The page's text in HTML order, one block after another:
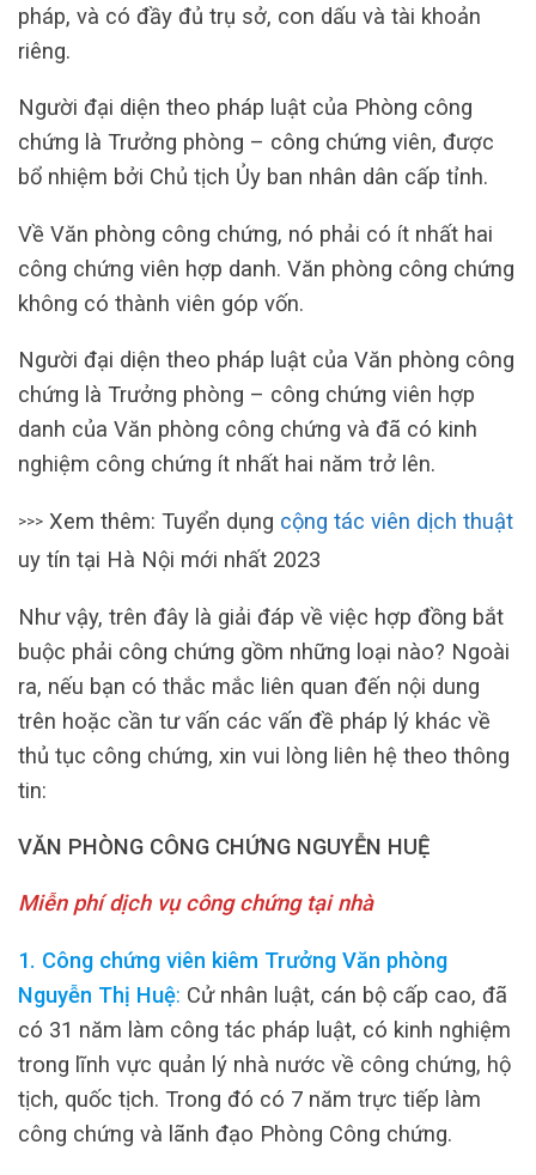
pháp, và có đầy đủ trụ sở, con dấu và tài khoản
riêng.
Người đại diện theo pháp luật của Phòng công
chứng là Trưởng phòng – công chứng viên, được
bổ nhiệm bởi Chủ tịch Ủy ban nhân dân cấp tỉnh.
Về Văn phòng công chứng, nó phải có ít nhất hai
công chứng viên hợp danh. Văn phòng công chứng
không có thành viên góp vốn.
Người đại diện theo pháp luật của Văn phòng công
chứng là Trưởng phòng – công chứng viên hợp
danh của Văn phòng công chứng và đã có kinh
nghiệm công chứng ít nhất hai năm trở lên.
>>> Xem thêm: Tuyển dụng cộng tác viên dịch thuật
uy tín tại Hà Nội mới nhất 2023
Như vậy, trên đây là giải đáp về việc hợp đồng bắt
buộc phải công chứng gồm những loại nào? Ngoài
ra, nếu bạn có thắc mắc liên quan đến nội dung
trên hoặc cần tư vấn các vấn đề pháp lý khác về
thủ tục công chứng, xin vui lòng liên hệ theo thông
tin:
VĂN PHÒNG CÔNG CHỨNG NGUYỄN HUỆ
Miễn phí dịch vụ công chứng tại nhà
1. Công chứng viên kiêm Trưởng Văn phòng
Nguyễn Thị Huệ: Cử nhân luật, cán bộ cấp cao, đã
có 31 năm làm công tác pháp luật, có kinh nghiệm
trong lĩnh vực quản lý nhà nước về công chứng, hộ
tịch, quốc tịch. Trong đó có 7 năm trực tiếp làm
công chứng và lãnh đạo Phòng Công chứng.